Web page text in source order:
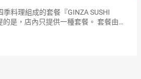
料理組成的套餐『GINZA SUSHI
的是，店內只提供一種套餐。 套餐由包
KAI』的…